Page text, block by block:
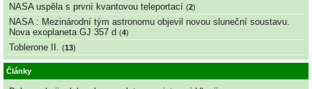
NASA uspěla s první kvantovou teleportací (2)
NASA : Mezinárodní tým astronomu objevil novou sluneční soustavu.
Nova exoplaneta GJ 357 d (4)
Toblerone II. (13)
Články